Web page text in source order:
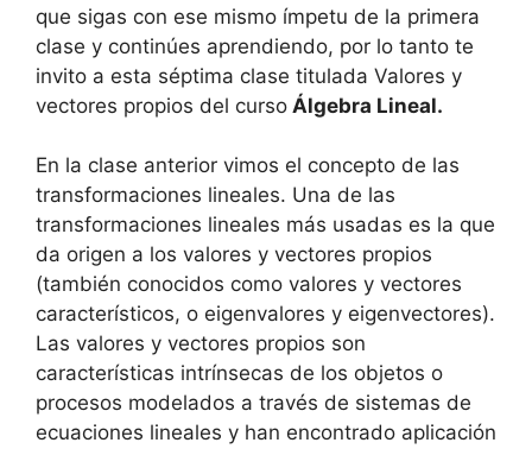
que sigas con ese mismo ímpetu de la primera
clase y continúes aprendiendo, por lo tanto te
invito a esta séptima clase titulada Valores y
vectores propios del curso Álgebra Lineal.
En la clase anterior vimos el concepto de las
transformaciones lineales. Una de las
transformaciones lineales más usadas es la que
da origen a los valores y vectores propios
(también conocidos como valores y vectores
característicos, o eigenvalores y eigenvectores).
Las valores y vectores propios son
características intrínsecas de los objetos o
procesos modelados a través de sistemas de
ecuaciones lineales y han encontrado aplicación